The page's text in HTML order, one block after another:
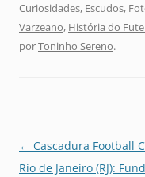
Curiosidades, Escudos,
Varzeano, História do
porToninho Sereno.
Navegação
de
← Cascadura Football
Rio de Janeiro (RJ):